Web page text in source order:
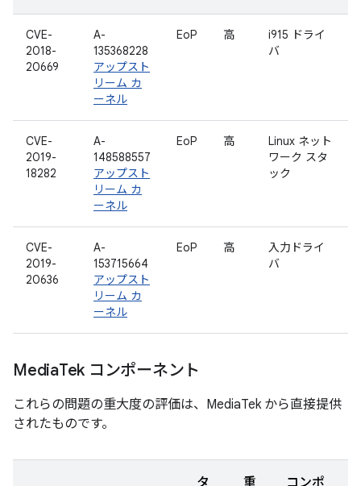
CVE-
2018-
20669
A-
135368228
アップスト
リーム カ
ーネル
EoP 高
i915 ドライ
バ
CVE-
2019-
18282
A-
148588557
アップスト
リーム カ
ーネル
EoP 高
Linux ネット
ワーク スタ
ック
CVE-
2019-
20636
A-
153715664
アップスト
リーム カ
ーネル
EoP 高
入力ドライ
バ
MediaTek コンポーネント
これらの問題の重大度の評価は、MediaTek から直接提供
されたものです。
タ 重 コンポ